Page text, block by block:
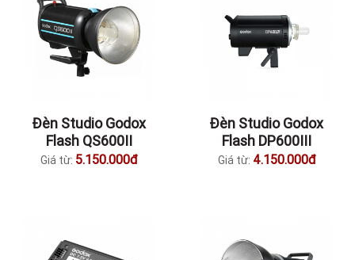
Đèn Studio Godox
Flash QS600II
Giá từ: 5.150.000đ
Đèn Studio Godox
Flash DP600III
Giá từ: 4.150.000đ